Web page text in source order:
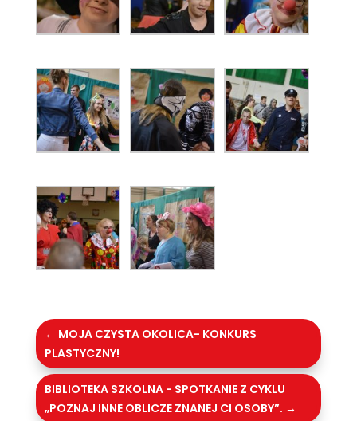
← MOJA CZYSTA OKOLICA- KONKURS
PLASTYCZNY!
BIBLIOTEKA SZKOLNA - SPOTKANIE Z CYKLU
„POZNAJ INNE OBLICZE ZNANEJ CI OSOBY”. →